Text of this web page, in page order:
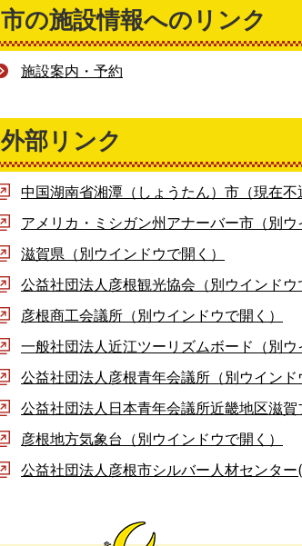
市の施設情報へのリンク
施設案内・予約
外部リンク
中国湖南省湘潭（しょうたん）市（現在不
アメリカ・ミシガン州アナーバー市（別ウ
滋賀県（別ウインドウで開く）
公益社団法人彦根観光協会（別ウインドウ
彦根商工会議所（別ウインドウで開く）
一般社団法人近江ツーリズムボード（別ウ
公益社団法人彦根青年会議所（別ウインド
公益社団法人日本青年会議所近畿地区滋賀
彦根地方気象台（別ウインドウで開く）
公益社団法人彦根市シルバー人材センター